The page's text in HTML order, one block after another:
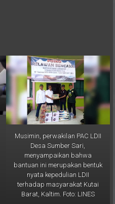
Musimin, perwakilan PAC LDII
Desa Sumber Sari,
menyampaikan bahwa
bantuan ini merupakan bentuk
nyata kepedulian LDII
terhadap masyarakat Kutai
Barat, Kaltim. Foto: LINES